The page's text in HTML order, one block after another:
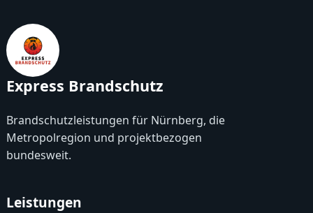
Express Brandschutz
Brandschutzleistungen für Nürnberg, die
Metropolregion und projektbezogen
bundesweit.
Leistungen